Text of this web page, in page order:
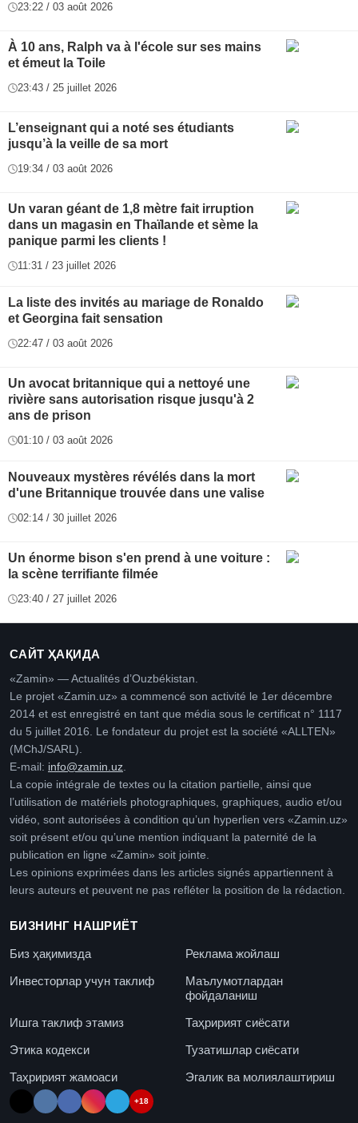
23:22 / 03 août 2026
À 10 ans, Ralph va à l'école sur ses mains
et émeut la Toile
23:43 / 25 juillet 2026
L’enseignant qui a noté ses étudiants
jusqu’à la veille de sa mort
19:34 / 03 août 2026
Un varan géant de 1,8 mètre fait irruption
dans un magasin en Thaïlande et sème la
panique parmi les clients !
11:31 / 23 juillet 2026
La liste des invités au mariage de Ronaldo
et Georgina fait sensation
22:47 / 03 août 2026
Un avocat britannique qui a nettoyé une
rivière sans autorisation risque jusqu'à 2
ans de prison
01:10 / 03 août 2026
Nouveaux mystères révélés dans la mort
d'une Britannique trouvée dans une valise
02:14 / 30 juillet 2026
Un énorme bison s'en prend à une voiture :
la scène terrifiante filmée
23:40 / 27 juillet 2026
САЙТ ҲАҚИДА
«Zamin» — Actualités d’Ouzbékistan.
Le projet «Zamin.uz» a commencé son activité le 1er décembre
2014 et est enregistré en tant que média sous le certificat n° 1117
du 5 juillet 2016. Le fondateur du projet est la société «ALLTEN»
(MChJ/SARL).
E-mail: info@zamin.uz.
La copie intégrale de textes ou la citation partielle, ainsi que
l’utilisation de matériels photographiques, graphiques, audio et/ou
vidéo, sont autorisées à condition qu’un hyperlien vers «Zamin.uz»
soit présent et/ou qu’une mention indiquant la paternité de la
publication en ligne «Zamin» soit jointe.
Les opinions exprimées dans les articles signés appartiennent à
leurs auteurs et peuvent ne pas refléter la position de la rédaction.
БИЗНИНГ НАШРИЁТ
Биз ҳақимизда
Реклама жойлаш
Инвесторлар учун таклиф
Маълумотлардан
фойдаланиш
Ишга таклиф этамиз
Таҳририят сиёсати
Этика кодекси
Тузатишлар сиёсати
Таҳририят жамоаси
Эгалик ва молиялаштириш
+18